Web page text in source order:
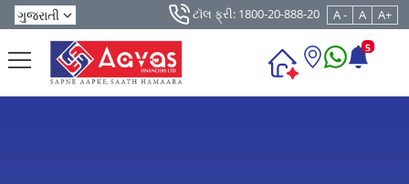
ટૉલ ફ્રી: 1800-20-888-20 A - A A+
5